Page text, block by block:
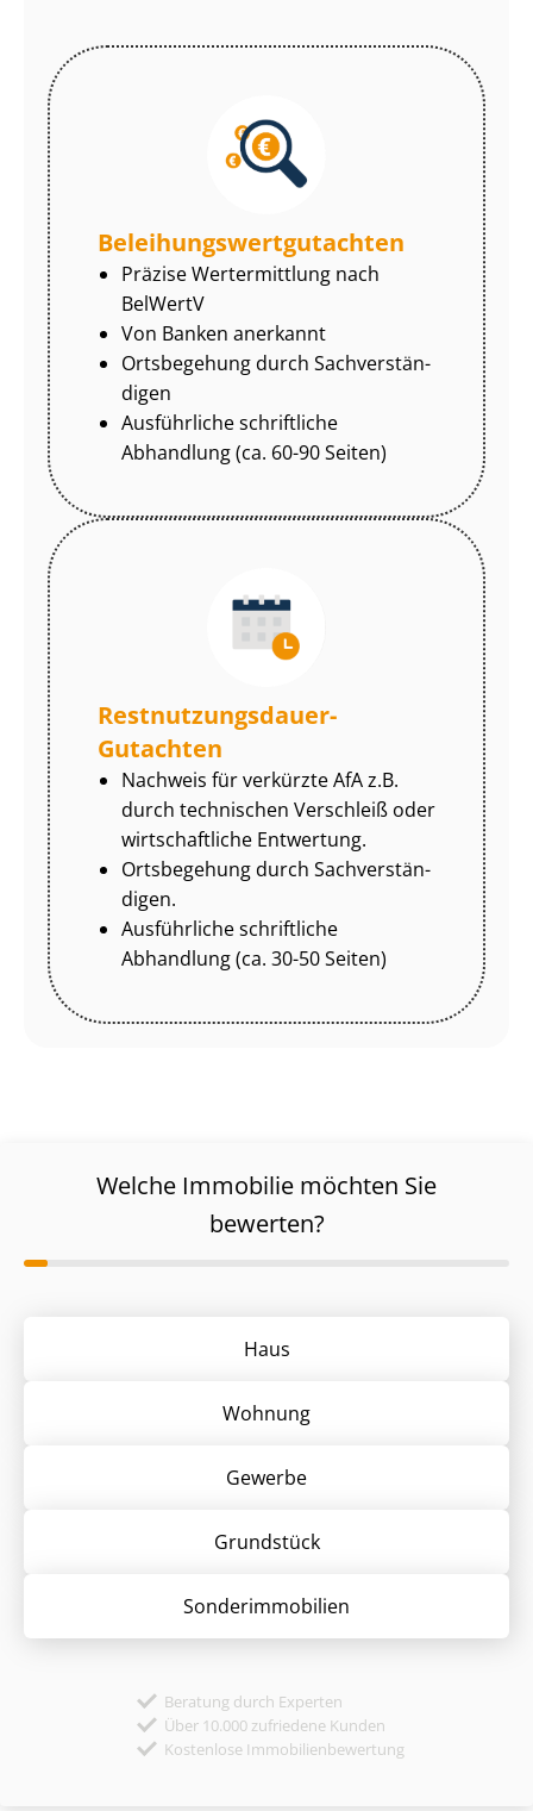
Be­lei­hungs­wert­gut­ach­ten
Präzise Wertermittlung nach
BelWertV
Von Banken anerkannt
Ortsbegehung durch Sach­ver­stän­
di­gen
Ausführliche schriftliche
Abhandlung (ca. 60-90 Seiten)
Rest­nut­zungs­dau­er-
Gutachten
Nachweis für verkürzte AfA z.B.
durch technischen Verschleiß oder
wirtschaftliche Entwertung.
Ortsbegehung durch Sach­ver­stän­
di­gen.
Ausführliche schriftliche
Abhandlung (ca. 30-50 Seiten)
Welche Immobilie möchten Sie
bewerten?
Haus
Wohnung
Gewerbe
Grund­stück
Sonder­immobilien
Beratung durch Experten
Über 10.000 zufriedene Kunden
Kostenlose Immobilienbewertung